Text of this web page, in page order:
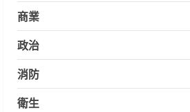
商業
政治
消防
衛生